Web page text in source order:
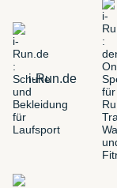
i-Run.de